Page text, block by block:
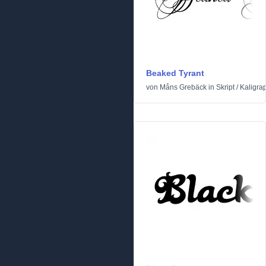
Beaked Tyrant
von Måns Grebäck in Skript/